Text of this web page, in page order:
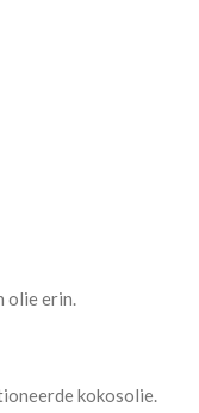
olie erin.
kokosolie.